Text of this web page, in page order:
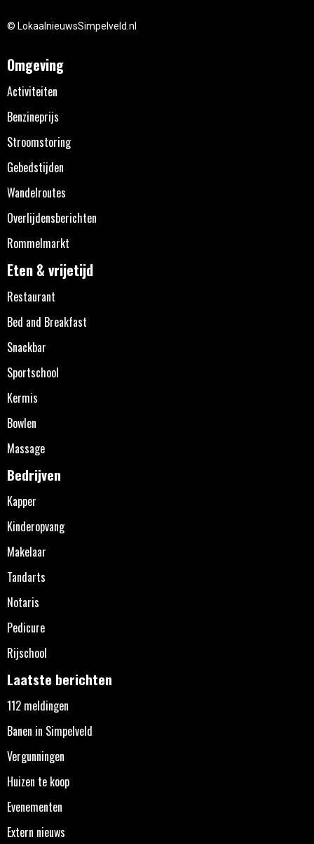
© LokaalnieuwsSimpelveld.nl
Omgeving
Activiteiten
Benzineprijs
Stroomstoring
Gebedstijden
Wandelroutes
Overlijdensberichten
Rommelmarkt
Eten & vrijetijd
Restaurant
Bed and Breakfast
Snackbar
Sportschool
Kermis
Bowlen
Massage
Bedrijven
Kapper
Kinderopvang
Makelaar
Tandarts
Notaris
Pedicure
Rijschool
Laatste berichten
112 meldingen
Banen in Simpelveld
Vergunningen
Huizen te koop
Evenementen
Extern nieuws